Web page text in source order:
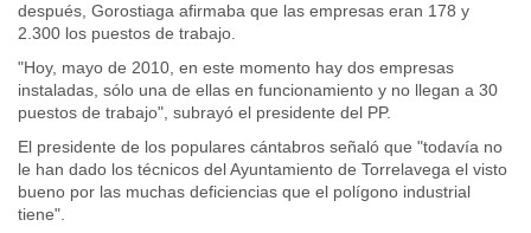
después, Gorostiaga afirmaba que las empresas eran 178 y
2.300 los puestos de trabajo.
"Hoy, mayo de 2010, en este momento hay dos empresas
instaladas, sólo una de ellas en funcionamiento y no llegan a 30
puestos de trabajo", subrayó el presidente del PP.
El presidente de los populares cántabros señaló que "todavía no
le han dado los técnicos del Ayuntamiento de Torrelavega el visto
bueno por las muchas deficiencias que el polígono industrial
tiene".